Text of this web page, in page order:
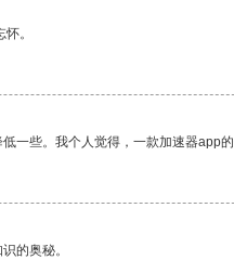
。
一些。我个人觉得，一款加速器app
的奥秘。